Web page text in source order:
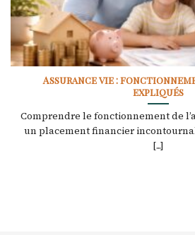
Assurance vie :
expliqués
Comprendre le fonctionnement de
un placement financier
[...]